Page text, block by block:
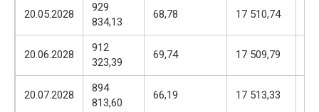
20.05.2028
929
834,13
68,78 17 510,74
20.06.2028
912
323,39
69,74 17 509,79
20.07.2028
894
813,60
66,19 17 513,33